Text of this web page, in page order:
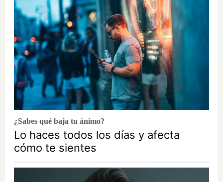
¿Sabes qué baja tu ánimo?
Lo haces todos los días y afecta
cómo te sientes